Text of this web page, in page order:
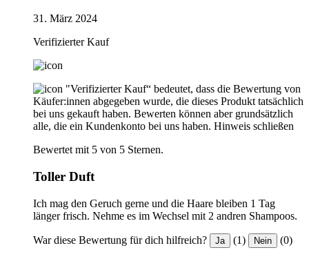
31. März 2024
Verifizierter Kauf
"Verifizierter Kauf“ bedeutet, dass die Bewertung von
Käufer:innen abgegeben wurde, die dieses Produkt tatsächlich
bei uns gekauft haben. Bewerten können aber grundsätzlich
alle, die ein Kundenkonto bei uns haben. Hinweis schließen
Bewertet mit 5 von 5 Sternen.
Toller Duft
Ich mag den Geruch gerne und die Haare bleiben 1 Tag
länger frisch. Nehme es im Wechsel mit 2 andren Shampoos.
War diese Bewertung für dich hilfreich? Ja (1) Nein (0)